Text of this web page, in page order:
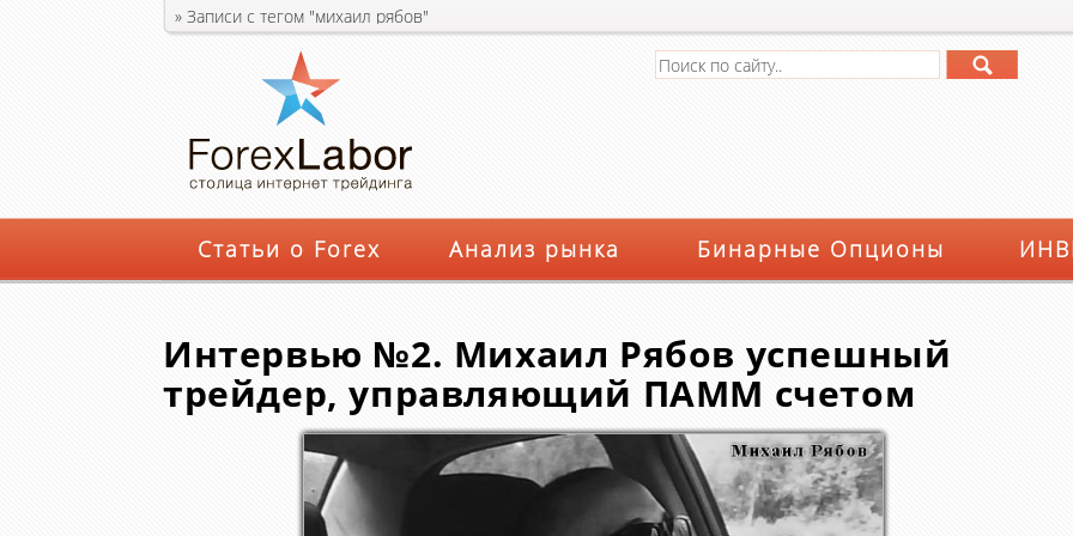
» Записи с тегом "михаил рябов"
Статьи о Forex Анализ рынка Бинарные Опционы
Интервью №2. Михаил Рябов успешный
трейдер, управляющий ПАММ счетом